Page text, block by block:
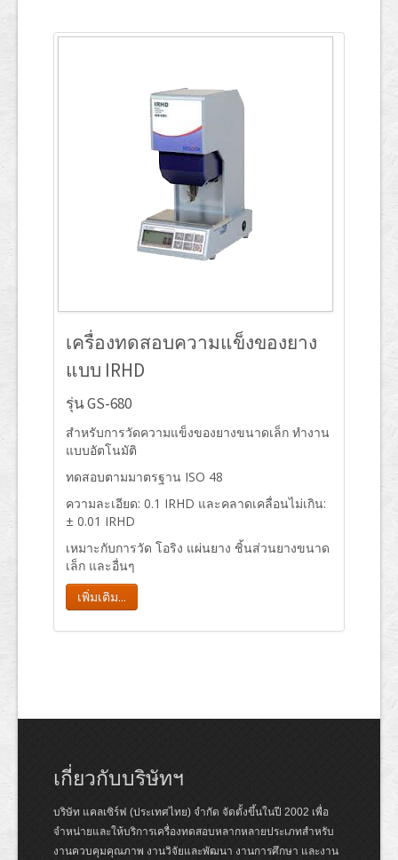
เครื่องทดสอบความแข็งของยาง
แบบ IRHD
รุ่น GS-680
สำหรับการวัดความแข็งของยางขนาดเล็ก ทำงาน
แบบอัตโนมัติ
ทดสอบตามมาตรฐาน ISO 48
ความละเอียด: 0.1 IRHD และคลาดเคลื่อนไม่เกิน:
± 0.01 IRHD
เหมาะกับการวัด โอริง แผ่นยาง ชิ้นส่วนยางขนาด
เล็ก และอื่นๆ
เพิ่มเติม...
เกี่ยวกับบริษัทฯ
บริษัท แคลเซิร์ฟ (ประเทศไทย) จำกัด จัดตั้งขึ้นในปี 2002 เพื่อ
จำหน่ายและให้บริการเครื่องทดสอบหลากหลายประเภทสำหรับ
งานควบคุมคุณภาพ งานวิจัยและพัฒนา งานการศึกษา และงาน